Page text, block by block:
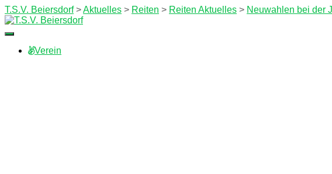
T.S.V. Beiersdorf>Aktuelles > Reiten > Reiten Aktuelles > Neuwahlen bei der
Navigation
umschaltenVerein